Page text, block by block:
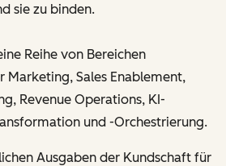
sie zu binden.
Reihe von Bereichen
Marketing, Sales Enablement,
Revenue Operations, KI-
und -Orchestrierung.
Ausgaben der Kundschaft für